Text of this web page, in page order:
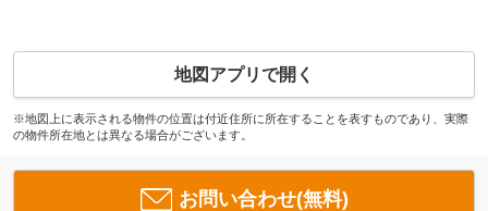
地図アプリで開く
※地図上に表示される物件の位置は付近住所に所在することを表すものであり、実際
の物件所在地とは異なる場合がございます。
お問い合わせ(無料)